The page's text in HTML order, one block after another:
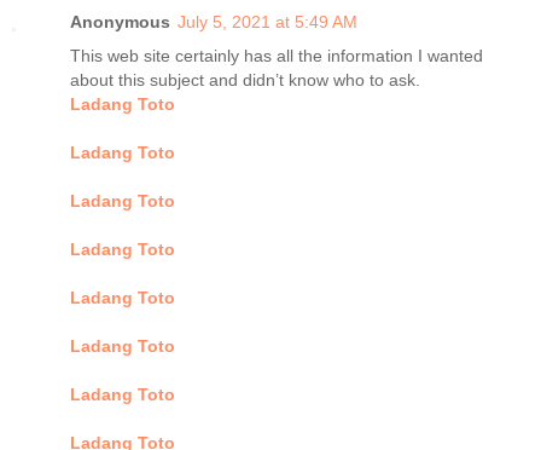
Anonymous July 5, 2021 at 5:49 AM
This web site certainly has all the information I wanted
about this subject and didn’t know who to ask.
Ladang Toto
Ladang Toto
Ladang Toto
Ladang Toto
Ladang Toto
Ladang Toto
Ladang Toto
Ladang Toto